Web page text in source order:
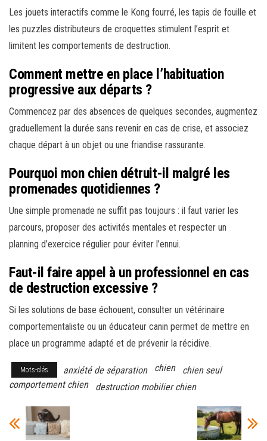
Les jouets interactifs comme le Kong fourré, les tapis de fouille et
les puzzles distributeurs de croquettes stimulent l’esprit et
limitent les comportements de destruction.
Comment mettre en place l’habituation
progressive aux départs ?
Commencez par des absences de quelques secondes, augmentez
graduellement la durée sans revenir en cas de crise, et associez
chaque départ à un objet ou une friandise rassurante.
Pourquoi mon chien détruit-il malgré les
promenades quotidiennes ?
Une simple promenade ne suffit pas toujours : il faut varier les
parcours, proposer des activités mentales et respecter un
planning d’exercice régulier pour éviter l’ennui.
Faut-il faire appel à un professionnel en cas
de destruction excessive ?
Si les solutions de base échouent, consulter un vétérinaire
comportementaliste ou un éducateur canin permet de mettre en
place un programme adapté et de prévenir la récidive.
Mots-clés anxiété de séparation chien
chien seul
comportement chien
destruction mobilier chien